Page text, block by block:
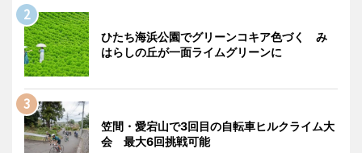
ひたち海浜公園でグリーンコキア色づく み
はらしの丘が一面ライムグリーンに
笠間・愛宕山で3回目の自転車ヒルクライム大
会 最大6回挑戦可能